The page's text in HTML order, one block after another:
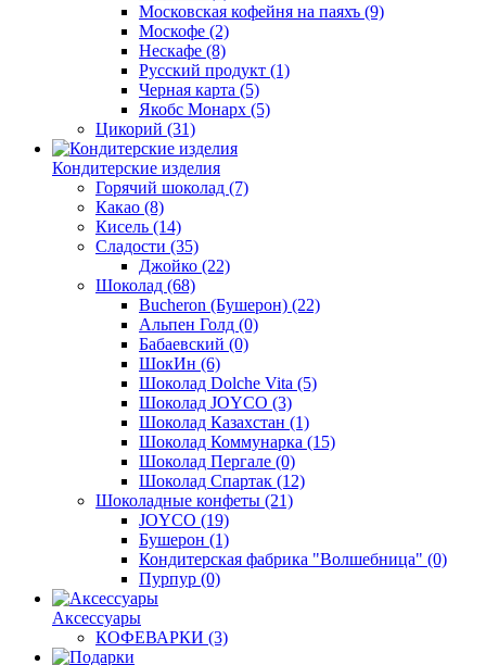
Московская кофейня на паяхъ (9)
Москофе (2)
Нескафе (8)
Русский продукт (1)
Черная карта (5)
Якобс Монарх (5)
Цикорий (31)
Кондитерские изделия
Горячий шоколад (7)
Какао (8)
Кисель (14)
Сладости (35)
Джойко (22)
Шоколад (68)
Bucheron (Бушерон) (22)
Альпен Голд (0)
Бабаевский (0)
ШокИн (6)
Шоколад Dolche Vita (5)
Шоколад JOYCO (3)
Шоколад Казахстан (1)
Шоколад Коммунарка (15)
Шоколад Пергале (0)
Шоколад Спартак (12)
Шоколадные конфеты (21)
JOYCO (19)
Бушерон (1)
Кондитерская фабрика "Волшебница" (0)
Пурпур (0)
Аксессуары
КОФЕВАРКИ (3)